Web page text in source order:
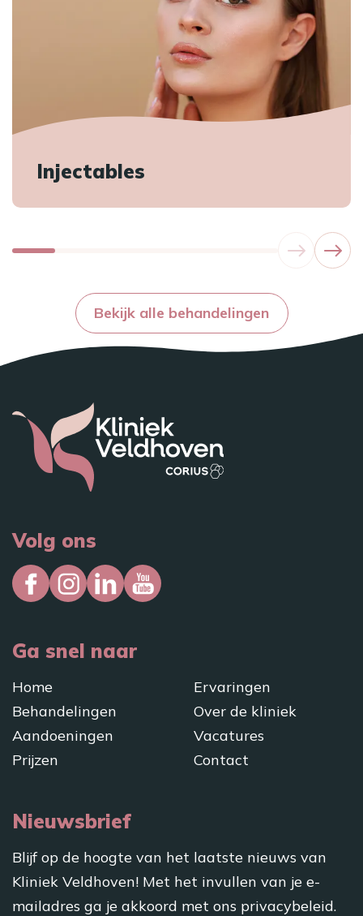
Injectables
Bekijk alle behandelingen
Volg ons
Ga snel naar
Home
Behandelingen
Aandoeningen
Prijzen
Ervaringen
Over de kliniek
Vacatures
Contact
Nieuwsbrief
Blijf op de hoogte van het laatste nieuws van
Kliniek Veldhoven! Met het invullen van je e-
mailadres ga je akkoord met ons privacybeleid.